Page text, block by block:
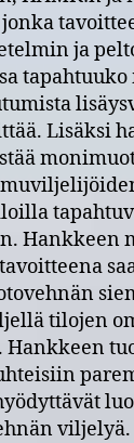
ja
Lisäksi
Hankkeen
tilojen
viljelyä.